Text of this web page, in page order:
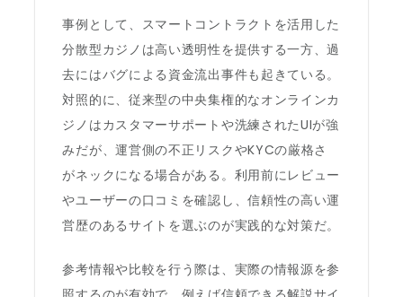
事例として、スマートコントラクトを活用した
分散型カジノは高い透明性を提供する一方、過
去にはバグによる資金流出事件も起きている。
対照的に、従来型の中央集権的なオンラインカ
ジノはカスタマーサポートや洗練されたUIが強
みだが、運営側の不正リスクやKYCの厳格さ
がネックになる場合がある。利用前にレビュー
やユーザーの口コミを確認し、信頼性の高い運
営歴のあるサイトを選ぶのが実践的な対策だ。
参考情報や比較を行う際は、実際の情報源を参